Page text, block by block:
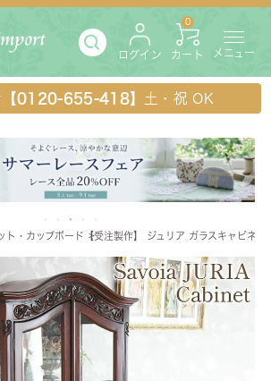
ログイン カート
0
メニュー
【0120-655-418】 土・祝 OK
ト・カップボード 【受注製作】 ジュリア ガラスキャビネ